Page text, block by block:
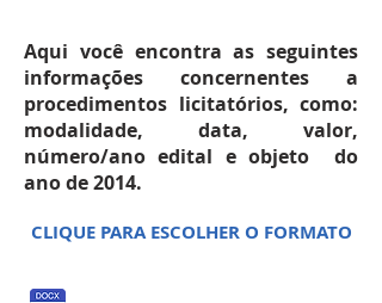
Aqui você encontra as seguintes
informações concernentes a
procedimentos licitatórios, como:
modalidade, data, valor,
número/ano edital e objeto do
ano de 2014.
CLIQUE PARA ESCOLHER O FORMATO